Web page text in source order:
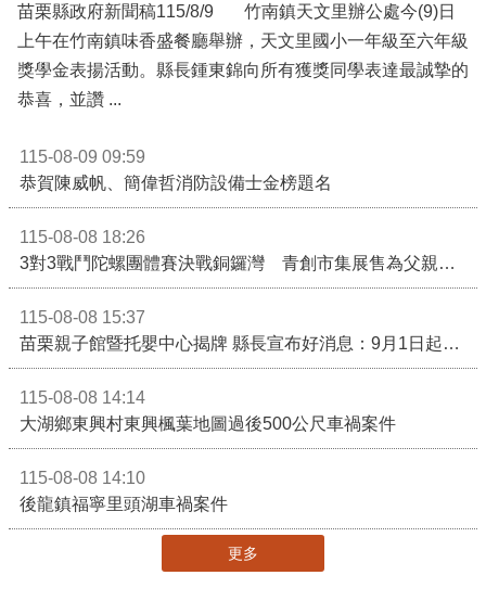
苗栗縣政府新聞稿115/8/9 竹南鎮天文里辦公處今(9)日
上午在竹南鎮味香盛餐廳舉辦，天文里國小一年級至六年級
獎學金表揚活動。縣長鍾東錦向所有獲獎同學表達最誠摯的
恭喜，並讚 ...
115-08-09 09:59
恭賀陳威帆、簡偉哲消防設備士金榜題名
115-08-08 18:26
3對3戰鬥陀螺團體賽決戰銅鑼灣 青創市集展售為父親節增添繽紛
115-08-08 15:37
苗栗親子館暨托嬰中心揭牌 縣長宣布好消息：9月1日起調降臨時托嬰費用
115-08-08 14:14
大湖鄉東興村東興楓葉地圖過後500公尺車禍案件
115-08-08 14:10
後龍鎮福寧里頭湖車禍案件
更多